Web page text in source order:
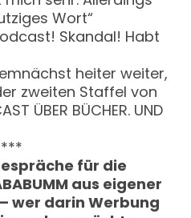
Wort“
Skandal! Habt
heiter weiter,
zweiten Staffel von
ÜBER BÜCHER. UND
***
für die
aus eigener
wer darin Werbung